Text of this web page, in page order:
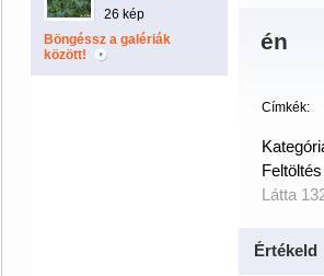
26 kép
Böngéssz a galériák
között!
én
Címkék:
Látta
Értékeld